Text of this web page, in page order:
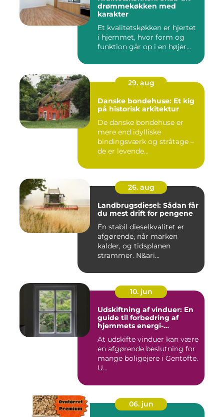
drømmekøkken med
karakter
Et kvalitetskøkken er hjertet
i hjemmet, hvor form og
funktion går op i en højer...
29. aug
Danske bondehuse: Et kig
på historisk arkitektur
De danske bondehuse er
mere end idylliske
bindingsværk og stråtage –
de er levende...
26. aug
Landbrugsdiesel: Sådan får
du mest drift for pengene
En stabil dieselkvalitet er
afgørende, når marken
kalder, og tidsplanen
strammer. N&ari...
10. jun
Udskiftning af vinduer: En
guide til forbedring af
hjemmets energi-
At udskifte vinduer kan være
en afgørende beslutning for
mange boligejere i Gentofte.
U...
06. jun